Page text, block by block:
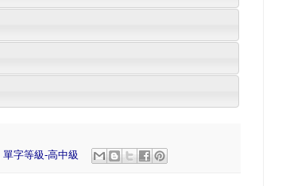
單字等級-高中級